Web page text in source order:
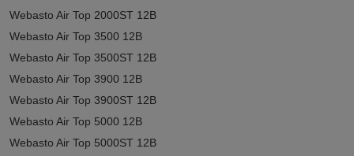
Webasto Air Top 2000ST 12В
Webasto Air Top 3500 12В
Webasto Air Top 3500ST 12В
Webasto Air Top 3900 12В
Webasto Air Top 3900ST 12В
Webasto Air Top 5000 12В
Webasto Air Top 5000ST 12В